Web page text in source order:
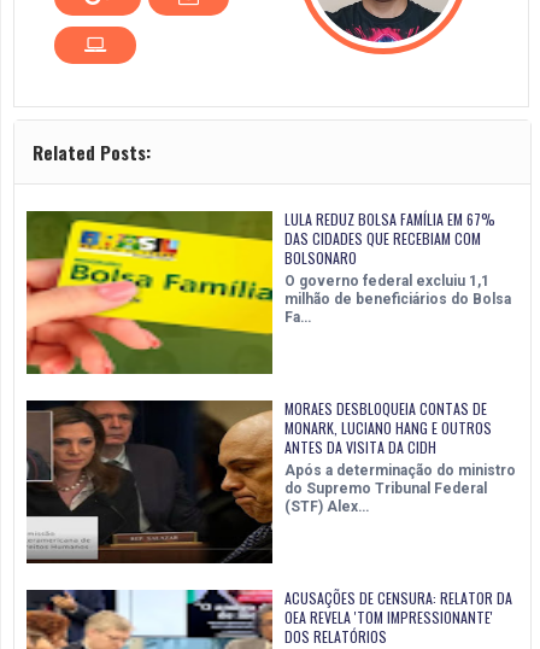
Related Posts:
LULA REDUZ BOLSA FAMÍLIA EM 67%
DAS CIDADES QUE RECEBIAM COM
BOLSONARO
O governo federal excluiu 1,1
milhão de beneficiários do Bolsa
Fa…
MORAES DESBLOQUEIA CONTAS DE
MONARK, LUCIANO HANG E OUTROS
ANTES DA VISITA DA CIDH
Após a determinação do ministro
do Supremo Tribunal Federal
(STF) Alex…
ACUSAÇÕES DE CENSURA: RELATOR DA
OEA REVELA 'TOM IMPRESSIONANTE'
DOS RELATÓRIOS